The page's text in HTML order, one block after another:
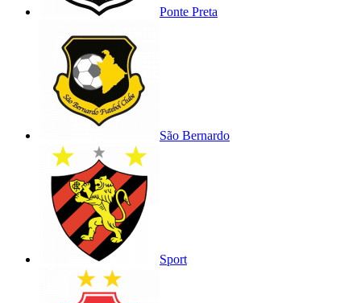
Ponte Preta
São Bernardo
Sport